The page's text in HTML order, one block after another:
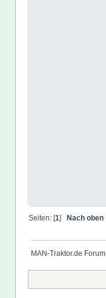
Seiten: [1] Nach oben
MAN-Traktor.de Forum